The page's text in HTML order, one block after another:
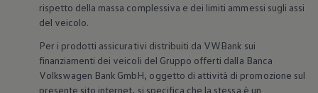
rispetto della massa complessiva e dei limiti ammessi sugli assi
del veicolo.
Per i prodotti assicurativi distribuiti da VWBank sui
finanziamenti dei veicoli del Gruppo offerti dalla Banca
Volkswagen Bank GmbH, oggetto di attività di promozione sul
presente sito internet, si specifica che la stessa è un